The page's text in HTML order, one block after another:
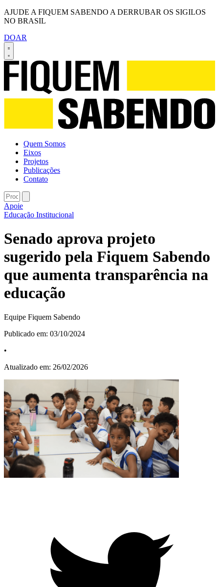
AJUDE A FIQUEM SABENDO A DERRUBAR OS SIGILOS
NO BRASIL
DOAR
Quem Somos
Eixos
Projetos
Publicações
Contato
Apoie
Educação Institucional
Senado aprova projeto
sugerido pela Fiquem Sabendo
que aumenta transparência na
educação
Equipe Fiquem Sabendo
Publicado em: 03/10/2024
•
Atualizado em: 26/02/2026